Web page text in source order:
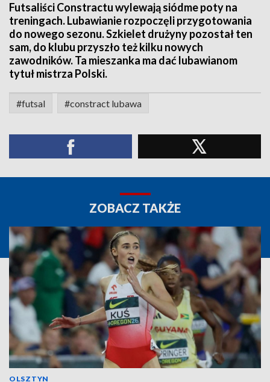
Futsaliści Constractu wylewają siódme poty na
treningach. Lubawianie rozpoczęli przygotowania
do nowego sezonu. Szkielet drużyny pozostał ten
sam, do klubu przyszło też kilku nowych
zawodników. Ta mieszanka ma dać lubawianom
tytuł mistrza Polski.
#futsal #constract lubawa
ZOBACZ TAKŻE
OLSZTYN